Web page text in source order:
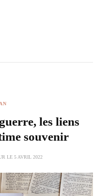
les liens
souvenir
LE 5 AVRIL 2022